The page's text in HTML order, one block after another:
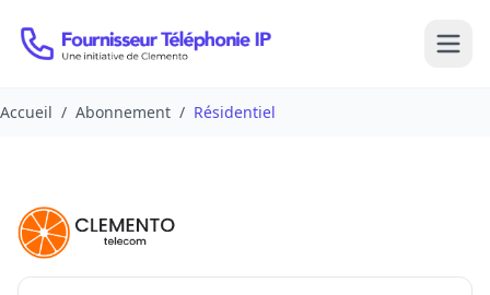
Accueil / Abonnement / Résidentiel